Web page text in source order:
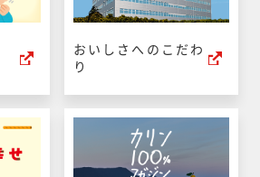
おいしさへのこだわ
り